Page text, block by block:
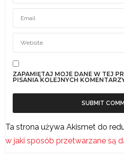
ZAPAMIĘTAJ MOJE DANE W TEJ
PISANIA KOLEJNYCH
Ta strona używa Akismet do
w jaki sposób przetwarzane są